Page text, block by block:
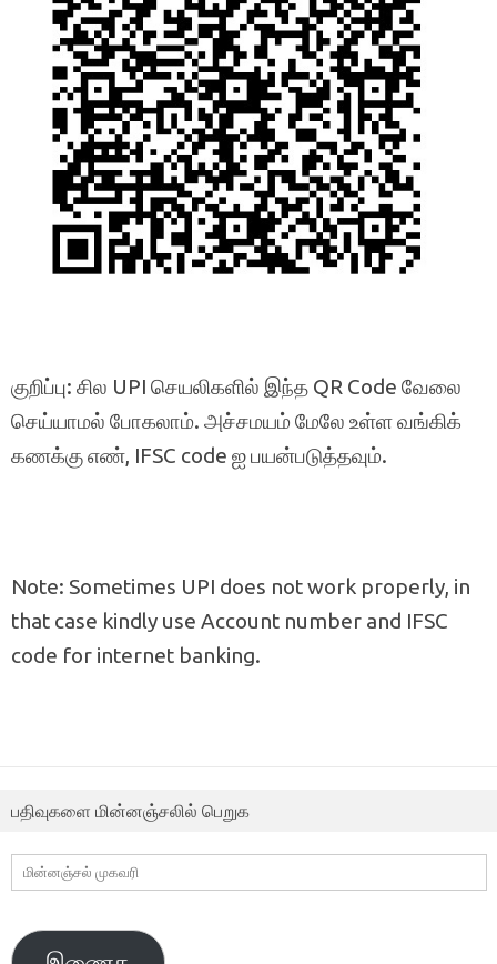
குறிப்பு: சில UPI செயலிகளில் இந்த QR Code வேலை
செய்யாமல் போகலாம். அச்சமயம் மேலே உள்ள வங்கிக்
கணக்கு எண், IFSC code ஐ பயன்படுத்தவும்.
Note: Sometimes UPI does not work properly, in
that case kindly use Account number and IFSC
code for internet banking.
பதிவுகளை மின்னஞ்சலில் பெறுக
மின்னஞ்சல்
முகவரி